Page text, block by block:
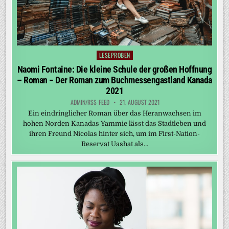
Posted
in
LESEPROBEN
Naomi Fontaine: Die kleine Schule der großen Hoffnung
– Roman − Der Roman zum Buchmessengastland Kanada
2021
ADMIN/RSS-FEED 21. AUGUST 2021
Ein eindringlicher Roman über das Heranwachsen im
hohen Norden Kanadas Yammie lässt das Stadtleben und
ihren Freund Nicolas hinter sich, um im First-Nation-
Reservat Uashat als…